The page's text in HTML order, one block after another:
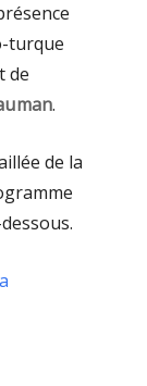
turque
de
.
de la